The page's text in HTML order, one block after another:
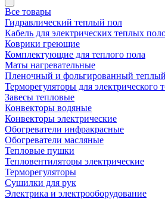
Все товары
Гидравлический теплый пол
Кабель для электрических теплых
Коврики греющие
Комплектующие для теплого пола
Маты нагревательные
Пленочный и фольгированный
Терморегуляторы для электрического
Завесы тепловые
Конвекторы водяные
Конвекторы электрические
Обогреватели инфракрасные
Обогреватели масляные
Тепловые пушки
Тепловентиляторы электрические
Терморегуляторы
Сушилки для рук
Электрика и электрооборудование